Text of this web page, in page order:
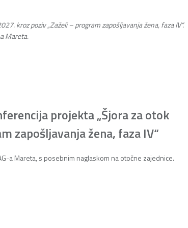
kroz poziv „Zaželi – program zapošljavanja žena, faza IV“.
Mareta.
projekta „Šjora za otok
zapošljavanja žena, faza IV“
a Mareta, s posebnim naglaskom na otočne zajednice.